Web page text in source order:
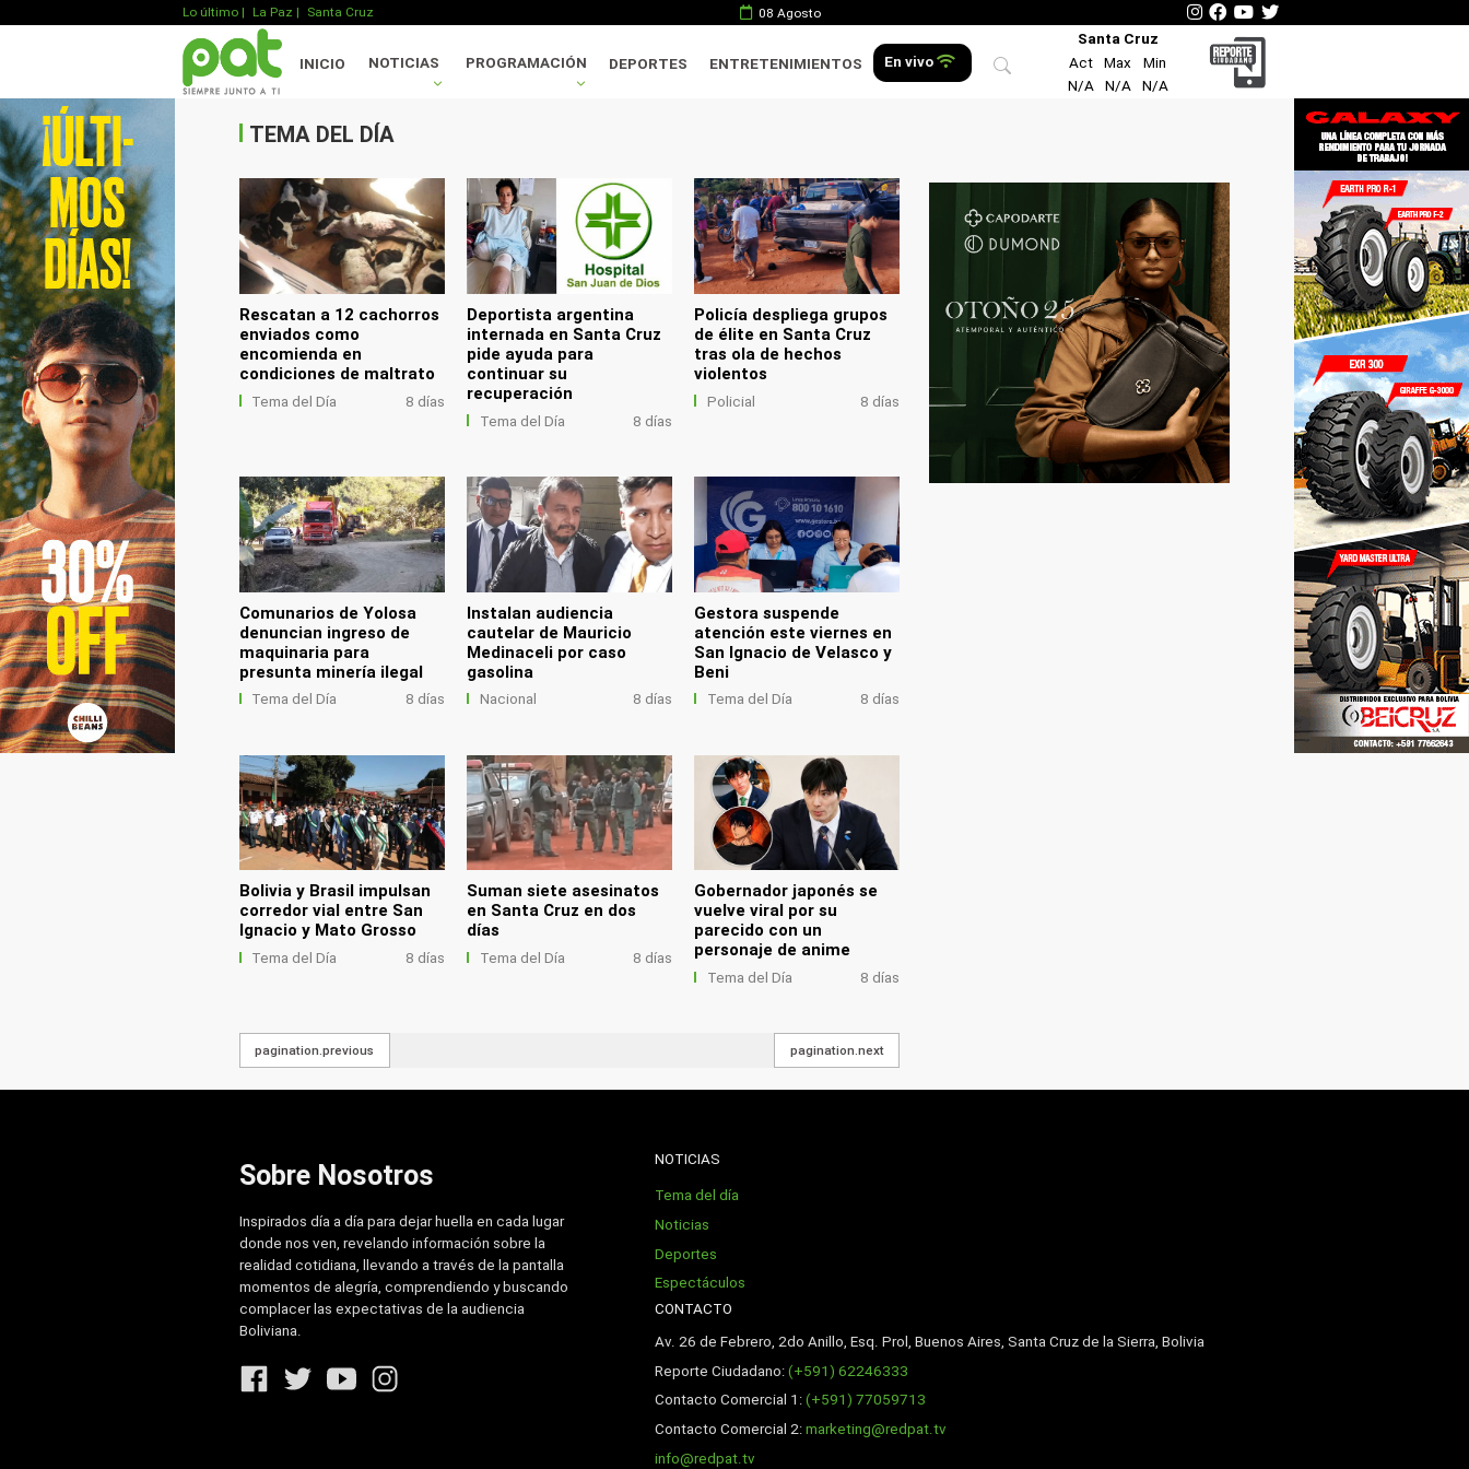
Lo último | La Paz | Santa Cruz 08 Agosto
INICIO NOTICIAS PROGRAMACIÓN DEPORTES ENTRETENIMIENTOS En vivo
Santa Cruz
Act
Max
Min
N/A
N/A N/A
TEMA DEL DÍA
.
Rescatan a 12 cachorros
enviados como
encomienda en
condiciones de maltrato
Tema del Día 8 días
Deportista argentina
internada en Santa Cruz
pide ayuda para
continuar su
recuperación
Tema del Día 8 días
Policía despliega grupos
de élite en Santa Cruz
tras ola de hechos
violentos
Policial 8 días
Comunarios de Yolosa
denuncian ingreso de
maquinaria para
presunta minería ilegal
Tema del Día 8 días
Instalan audiencia
cautelar de Mauricio
Medinaceli por caso
gasolina
Nacional 8 días
Gestora suspende
atención este viernes en
San Ignacio de Velasco y
Beni
Tema del Día 8 días
Bolivia y Brasil impulsan
corredor vial entre San
Ignacio y Mato Grosso
Tema del Día 8 días
Suman siete asesinatos
en Santa Cruz en dos
días
Tema del Día 8 días
Gobernador japonés se
vuelve viral por su
parecido con un
personaje de anime
Tema del Día 8 días
pagination.previous pagination.next
Sobre Nosotros
Inspirados día a día para dejar huella en cada lugar
donde nos ven, revelando información sobre la
realidad cotidiana, llevando a través de la pantalla
momentos de alegría, comprendiendo y buscando
complacer las expectativas de la audiencia
Boliviana.
NOTICIAS
Tema del día
Noticias
Deportes
Espectáculos
CONTACTO
Av. 26 de Febrero, 2do Anillo, Esq. Prol, Buenos Aires, Santa Cruz de la Sierra, Bolivia
Reporte Ciudadano:(+591) 62246333
Contacto Comercial 1:(+591) 77059713
Contacto Comercial 2:marketing@redpat.tv
info@redpat.tv